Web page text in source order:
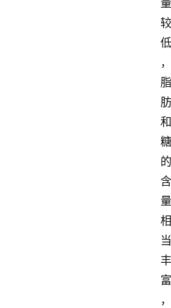
量
较
低
，
脂
肪
和
糖
的
含
量
相
当
丰
富
，